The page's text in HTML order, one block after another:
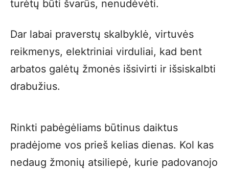
turėtų būti švarūs, nenudėvėti.
Dar labai praverstų skalbyklė, virtuvės
reikmenys, elektriniai virduliai, kad bent
arbatos galėtų žmonės išsivirti ir išsiskalbti
drabužius.
Rinkti pabėgėliams būtinus daiktus
pradėjome vos prieš kelias dienas. Kol kas
nedaug žmonių atsiliepė, kurie padovanojo